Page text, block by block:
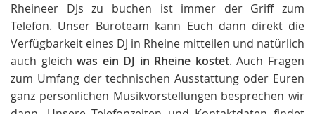
Rheineer DJs zu buchen ist immer der Griff zum
Telefon. Unser Büroteam kann Euch dann direkt die
Verfügbarkeit eines DJ in Rheine mitteilen und natürlich
auch gleichwas ein DJ in Rheine kostet. Auch Fragen
zum Umfang der technischen Ausstattung oder Euren
ganz persönlichen Musikvorstellungen besprechen wir